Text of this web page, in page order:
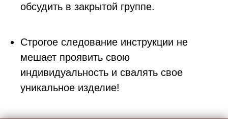
обсудить в закрытой группе.
Строгое следование инструкции не
мешает проявить свою
индивидуальность и свалять свое
уникальное изделие!